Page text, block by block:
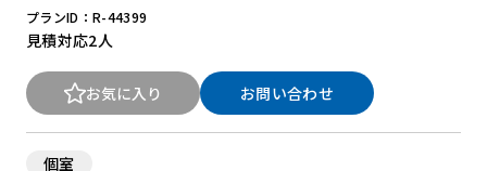
プランID：R-44399
見積対応2人
お気に入り お問い合わせ
個室